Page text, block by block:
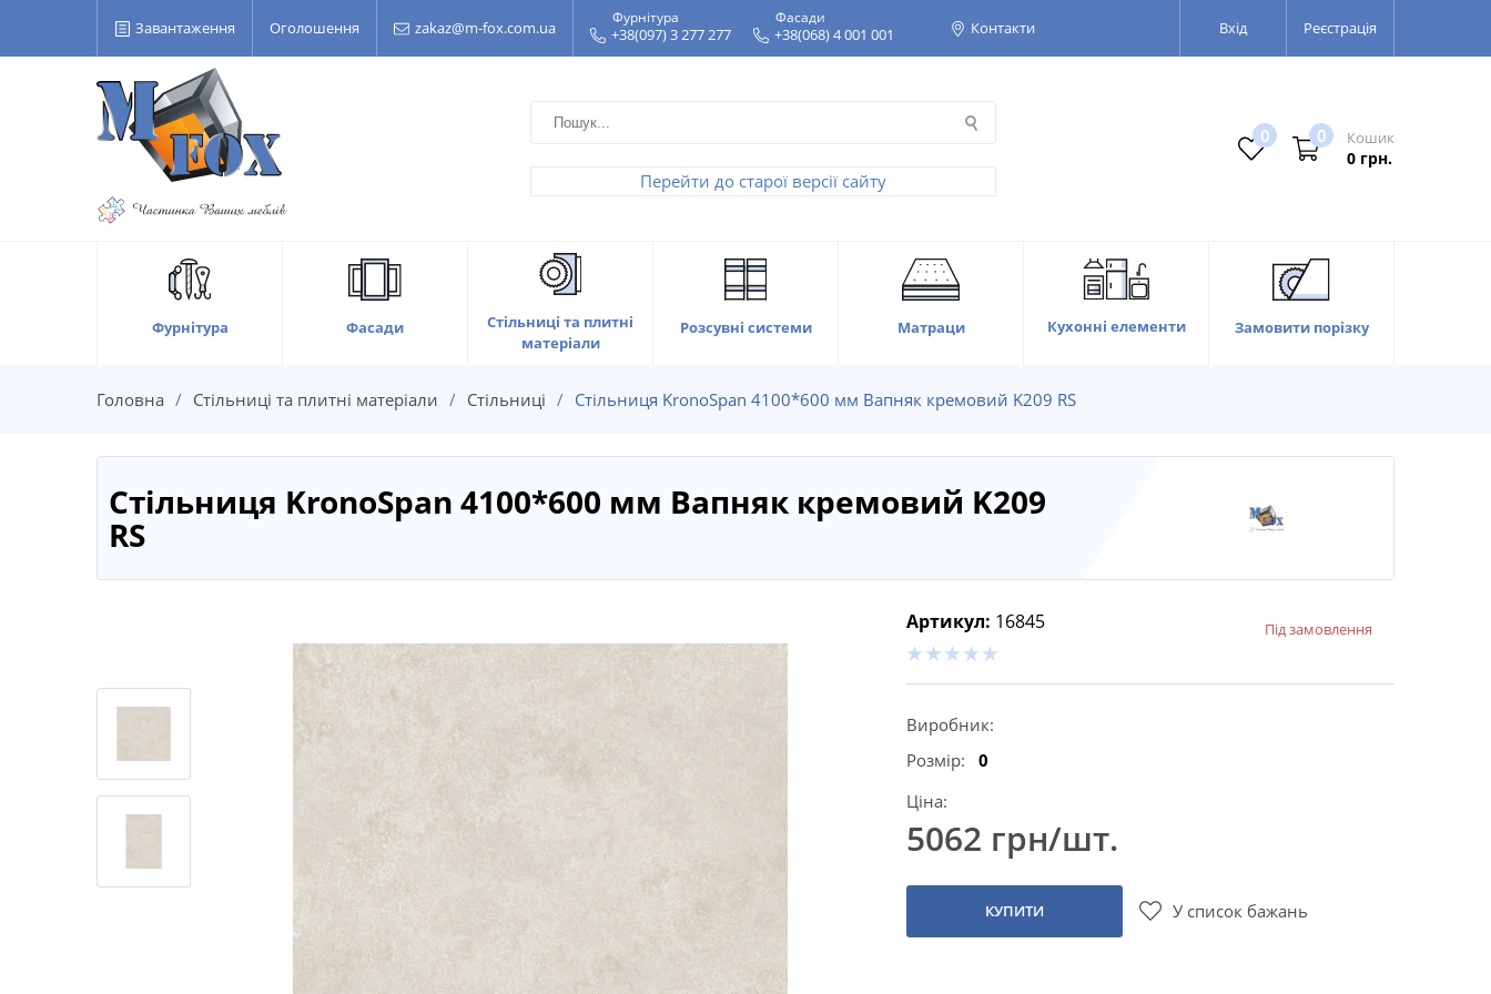
Завантаження Оголошення zakaz@m-fox.com.ua
Фурнітура
+38(097) 3 277 277
Фасади
+38(068) 4 001 001 Контакти Вхід Реєстрація
Перейти до старої версії сайту
0 0 Кошик
0 грн.
Фурнітура Фасади
Стільниці та плитні
матеріали
Розсувні системи Матраци Кухонні елементи Замовити порізку
Головна Стільниці та плитні матеріали Стільниці Стільниця KronoSpan 4100*600 мм Вапняк кремовий K209 RS
Стільниця KronoSpan 4100*600 мм Вапняк кремовий K209
RS
Артикул: 16845 Під замовлення
Виробник:
Розмір:
0
Ціна:
5062 грн/шт.
КУПИТИ У список бажань